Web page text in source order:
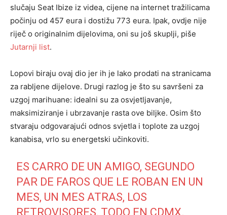
slučaju Seat Ibize iz videa, cijene na internet tražilicama
počinju od 457 eura i dostižu 773 eura. Ipak, ovdje nije
riječ o originalnim dijelovima, oni su još skuplji, piše
Jutarnji list.
Lopovi biraju ovaj dio jer ih je lako prodati na stranicama
za rabljene dijelove. Drugi razlog je što su savršeni za
uzgoj marihuane: idealni su za osvjetljavanje,
maksimiziranje i ubrzavanje rasta ove biljke. Osim što
stvaraju odgovarajući odnos svjetla i toplote za uzgoj
kanabisa, vrlo su energetski učinkoviti.
ES CARRO DE UN AMIGO, SEGUNDO
PAR DE FAROS QUE LE ROBAN EN UN
MES, UN MES ATRAS, LOS
RETROVISORES, TODO EN CDMX.